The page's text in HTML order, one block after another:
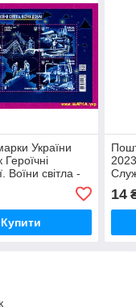
України
Воїни світла -
Купити
14